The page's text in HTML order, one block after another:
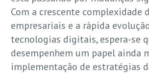
Com a crescente complexidade
empresariais e a rápida
tecnologias digitais, espera-se
desempenhem um papel ainda
implementação de estratégias